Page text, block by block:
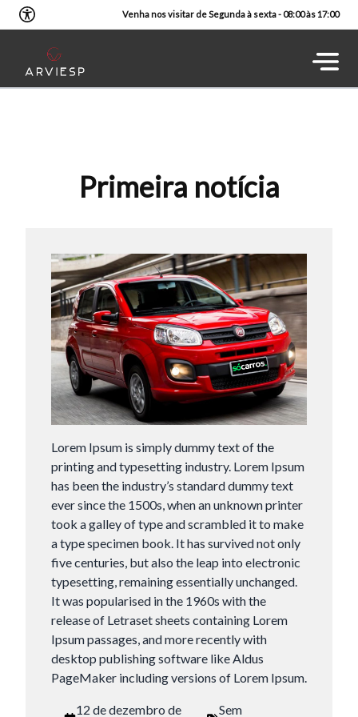
Venha nos visitar de Segunda à sexta - 08:00 às 17:00
Primeira notícia
Lorem Ipsum is simply dummy text of the
printing and typesetting industry. Lorem Ipsum
has been the industry’s standard dummy text
ever since the 1500s, when an unknown printer
took a galley of type and scrambled it to make
a type specimen book. It has survived not only
five centuries, but also the leap into electronic
typesetting, remaining essentially unchanged.
It was popularised in the 1960s with the
release of Letraset sheets containing Lorem
Ipsum passages, and more recently with
desktop publishing software like Aldus
PageMaker including versions of Lorem Ipsum.
12 de dezembro de
Sem